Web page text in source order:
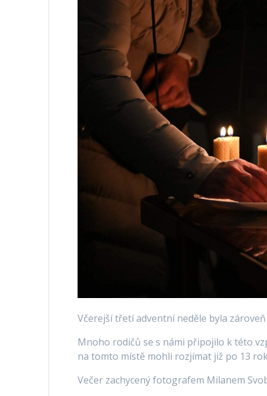
Včerejší třetí adventní neděle byla
Mnoho rodičů se s námi připojilo k této
na tomto místě mohli rozjímat již po 13
Večer zachycený fotografem Milanem